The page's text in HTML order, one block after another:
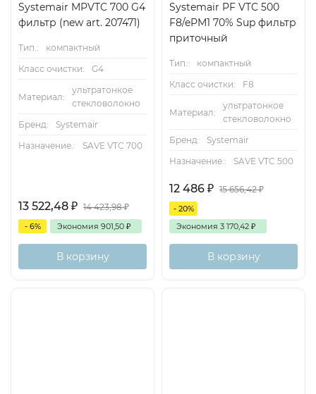
Systemair MPVTC 700 G4
фильтр (new art. 207471)
Тип.:
компактный
Класс очистки:
G4
Материал:
ультратонкое
стекловолокно
Бренд:
Systemair
Назначение.:
SAVE VTC 700
13 522,48 ₽ 14 423,98₽
- 6% Экономия 901,50 ₽
В корзину
Systemair PF VTC 500
F8/ePM1 70% Sup фильтр
приточный
Тип.:
компактный
Класс очистки:
F8
Материал:
ультратонкое
стекловолокно
Бренд:
Systemair
Назначение.:
SAVE VTC 500
12 486 ₽ 15 656,42₽
- 20%
Экономия 3 170,42 ₽
В корзину